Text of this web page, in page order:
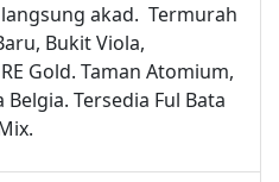
akad. Termurah
Bukit Viola,
Gold. Taman Atomium,
Tersedia Ful Bata